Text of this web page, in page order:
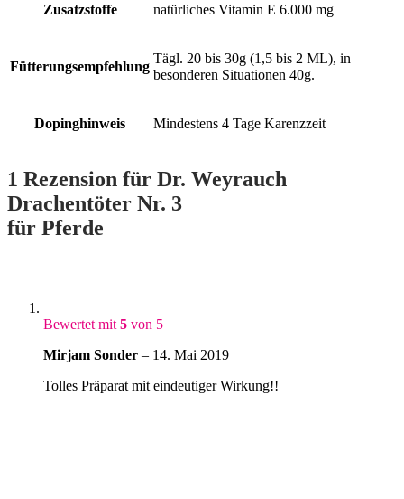
Zusatzstoffe natürliches Vitamin E 6.000 mg
Fütterungsempfehlung
Tägl. 20 bis 30g (1,5 bis 2 ML), in
besonderen Situationen 40g.
Dopinghinweis Mindestens 4 Tage Karenzzeit
1 Rezension für Dr. Weyrauch
Drachentöter Nr. 3
für Pferde
Bewertet mit 5 von 5
Mirjam Sonder – 14. Mai 2019
Tolles Präparat mit eindeutiger Wirkung!!